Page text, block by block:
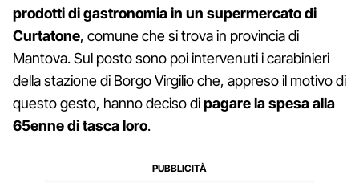
prodotti di gastronomia in un supermercato di
Curtatone, comune che si trova in provincia di
Mantova. Sul posto sono poi intervenuti i carabinieri
della stazione di Borgo Virgilio che, appreso il motivo di
questo gesto, hanno deciso dipagare la spesa alla
65enne di tasca loro.